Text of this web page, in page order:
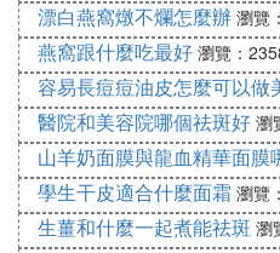
（二）簡單吸入法：將精
嗅吸
（三）長途開車的人：嗅
二至三種精油，交替使用
勒、迷迭香等很有效）。
漂白燕窩燉不爛怎麼辦 瀏覽
燕窩跟什麼吃最好 瀏覽：
容易長痘痘油皮怎麼可以做
醫院和美容院哪個祛斑好 瀏
山羊奶面膜與龍血精華面膜
學生干皮適合什麼面霜 瀏覽
生薑和什麼一起煮能祛斑 瀏